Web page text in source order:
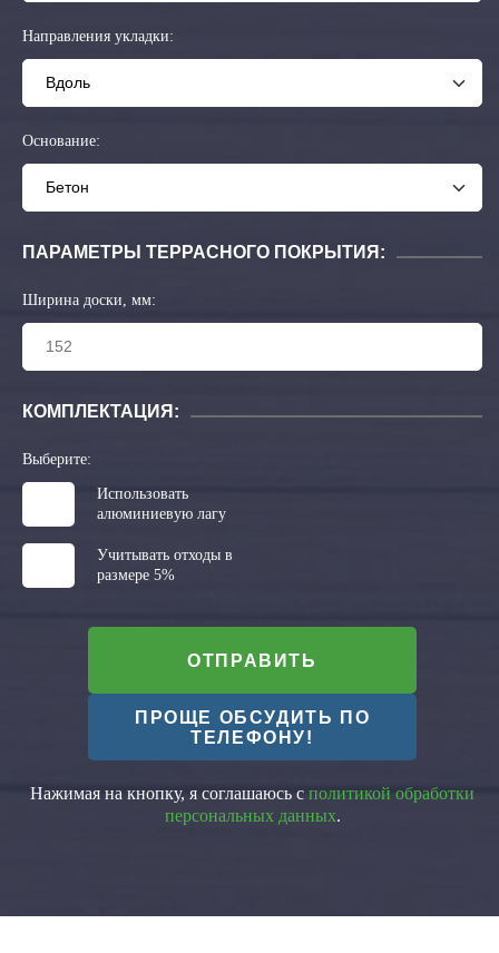
Направления укладки:
Основание:
ПАРАМЕТРЫ ТЕРРАСНОГО ПОКРЫТИЯ:
Ширина доски, мм:
КОМПЛЕКТАЦИЯ:
Выберите:
Использовать
алюминиевую лагу
Учитывать отходы в
размере 5%
ОТПРАВИТЬ
ПРОЩЕ ОБСУДИТЬ ПО
ТЕЛЕФОНУ!
Нажимая на кнопку, я соглашаюсь с политикой обработки
персональных данных.